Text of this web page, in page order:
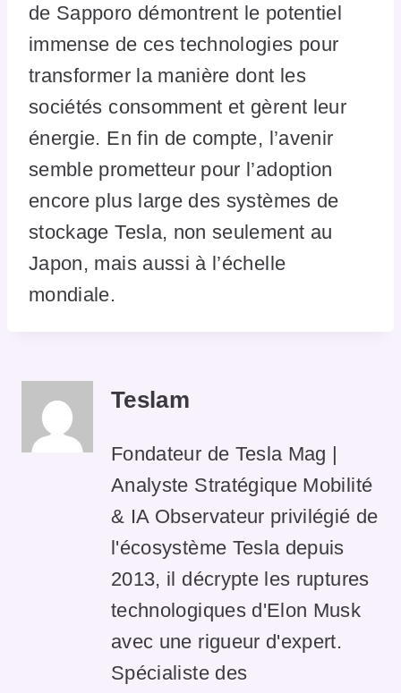
de Sapporo démontrent le potentiel
immense de ces technologies pour
transformer la manière dont les
sociétés consomment et gèrent leur
énergie. En fin de compte, l’avenir
semble prometteur pour l’adoption
encore plus large des systèmes de
stockage Tesla, non seulement au
Japon, mais aussi à l’échelle
mondiale.
Teslam
Fondateur de Tesla Mag |
Analyste Stratégique Mobilité
& IA Observateur privilégié de
l'écosystème Tesla depuis
2013, il décrypte les ruptures
technologiques d'Elon Musk
avec une rigueur d'expert.
Spécialiste des